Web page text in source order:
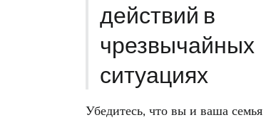
действий в
чрезвычайных
ситуациях
Убедитесь, что вы и ваша семья